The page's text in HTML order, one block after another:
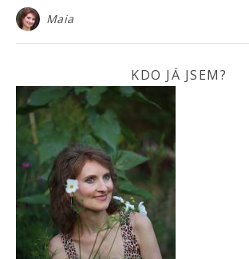
Maia
KDO JÁ JSEM?